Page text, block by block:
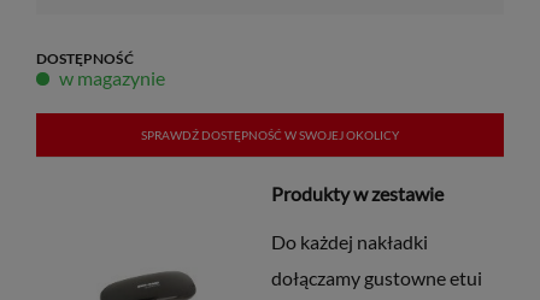
DOSTĘPNOŚĆ
w magazynie
SPRAWDŹ DOSTĘPNOŚĆ W SWOJEJ OKOLICY
Produkty w zestawie
Do każdej nakładki
dołączamy gustowne etui